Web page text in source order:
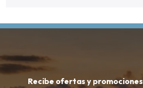
Recibe ofertas y promociones